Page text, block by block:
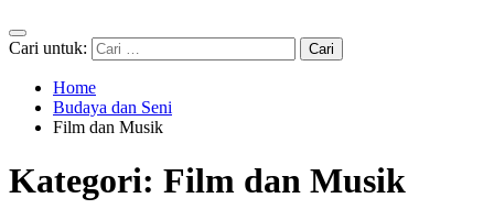
Cari untuk:
Home
Budaya dan Seni
Film dan Musik
Kategori: Film dan Musik